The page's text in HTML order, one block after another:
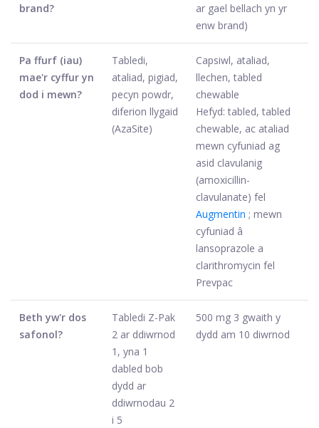
brand?
ar gael bellach yn yr
enw brand)
Pa ffurf (iau)
mae'r cyffur yn
dod i mewn?
Tabledi,
ataliad, pigiad,
pecyn powdr,
diferion llygaid
(AzaSite)
Capsiwl, ataliad,
llechen, tabled
chewable
Hefyd: tabled, tabled
chewable, ac ataliad
mewn cyfuniad ag
asid clavulanig
(amoxicillin-
clavulanate) fel
Augmentin ; mewn
cyfuniad â
lansoprazole a
clarithromycin fel
Prevpac
Beth yw'r dos
safonol?
Tabledi Z-Pak
2 ar ddiwrnod
1, yna 1
dabled bob
dydd ar
ddiwrnodau 2
i 5
500 mg 3 gwaith y
dydd am 10 diwrnod